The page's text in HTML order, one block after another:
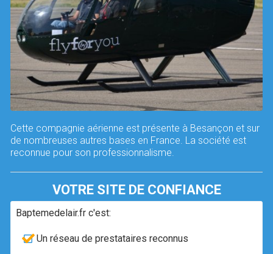
Cette compagnie aérienne est présente à Besançon et sur
de nombreuses autres bases en France. La société est
reconnue pour son professionnalisme.
VOTRE SITE DE CONFIANCE
Baptemedelair.fr c'est:
Un réseau de prestataires reconnus